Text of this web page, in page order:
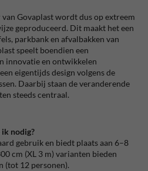
Govaplast wordt dus op extreem
geproduceerd. Dit maakt het een
parkbank en afvalbakken van
speelt boendien een
innovatie en ontwikkelen
eigentijds design volgens de
Daarbij staan de veranderende
steeds centraal.
nodig?
gebruik en biedt plaats aan 6–8
cm (XL 3 m) varianten bieden
(tot 12 personen).